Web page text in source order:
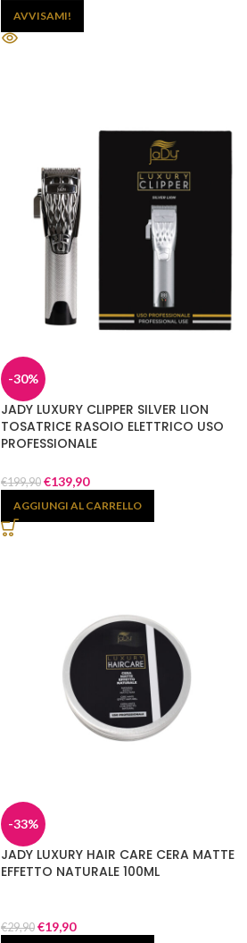
AVVISAMI!
-30%
JADY LUXURY CLIPPER SILVER LION
TOSATRICE RASOIO ELETTRICO USO
PROFESSIONALE
€199,90 €139,90
AGGIUNGI AL CARRELLO
-33%
JADY LUXURY HAIR CARE CERA MATTE
EFFETTO NATURALE 100ML
€29,90 €19,90